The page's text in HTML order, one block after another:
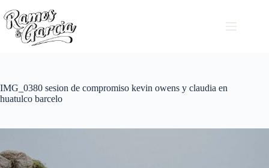
IMG_0380 sesion de compromiso kevin owens y claudia en
huatulco barcelo